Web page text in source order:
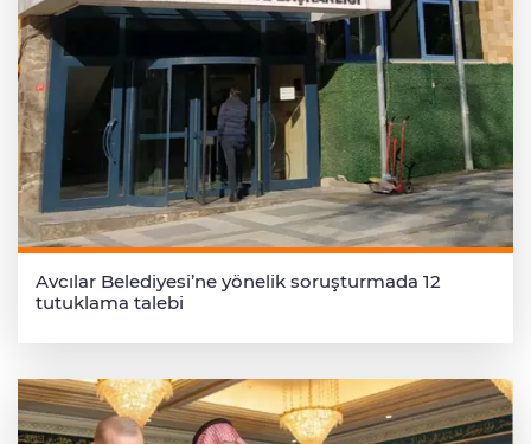
Avcılar Belediyesi’ne yönelik soruşturmada 12
tutuklama talebi